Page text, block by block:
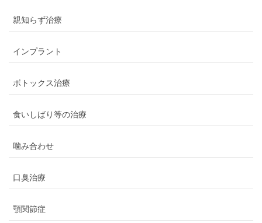
親知らず治療
インプラント
ボトックス治療
食いしばり等の治療
噛み合わせ
口臭治療
顎関節症